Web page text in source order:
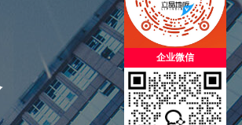
企业微信